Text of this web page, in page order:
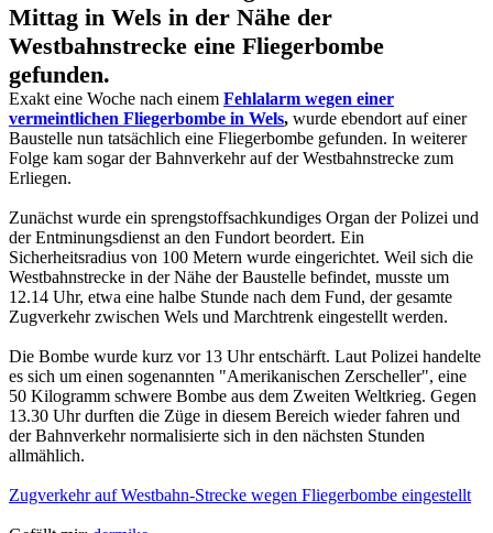
Mittag in Wels in der Nähe der
Westbahnstrecke eine Fliegerbombe
gefunden.
Exakt eine Woche nach einem Fehlalarm wegen einer
vermeintlichen Fliegerbombe in Wels, wurde ebendort auf einer
Baustelle nun tatsächlich eine Fliegerbombe gefunden. In weiterer
Folge kam sogar der Bahnverkehr auf der Westbahnstrecke zum
Erliegen.
Zunächst wurde ein sprengstoffsachkundiges Organ der Polizei und
der Entminungsdienst an den Fundort beordert. Ein
Sicherheitsradius von 100 Metern wurde eingerichtet. Weil sich die
Westbahnstrecke in der Nähe der Baustelle befindet, musste um
12.14 Uhr, etwa eine halbe Stunde nach dem Fund, der gesamte
Zugverkehr zwischen Wels und Marchtrenk eingestellt werden.
Die Bombe wurde kurz vor 13 Uhr entschärft. Laut Polizei handelte
es sich um einen sogenannten "Amerikanischen Zerscheller", eine
50 Kilogramm schwere Bombe aus dem Zweiten Weltkrieg. Gegen
13.30 Uhr durften die Züge in diesem Bereich wieder fahren und
der Bahnverkehr normalisierte sich in den nächsten Stunden
allmählich.
Zugverkehr auf Westbahn-Strecke wegen Fliegerbombe eingestellt